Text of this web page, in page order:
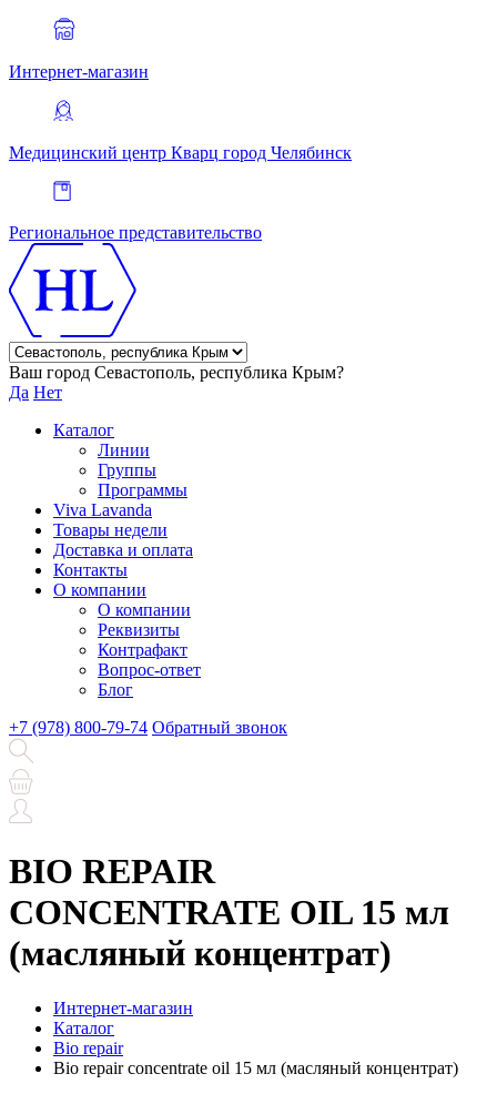
Интернет-магазин
Медицинский центр Кварц город Челябинск
Региональное представительство
Ваш город Севастополь, республика Крым?
Да Нет
Каталог
Линии
Группы
Программы
Viva Lavanda
Товары недели
Доставка и оплата
Контакты
О компании
О компании
Реквизиты
Контрафакт
Вопрос-ответ
Блог
+7 (978) 800-79-74 Обратный звонок
BIO REPAIR
CONCENTRATE OIL 15 мл
(масляный концентрат)
Интернет-магазин
Каталог
Bio repair
Bio repair concentrate oil 15 мл (масляный концентрат)